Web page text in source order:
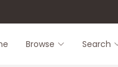
Browse Search